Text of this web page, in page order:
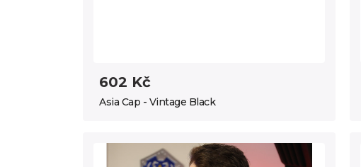
602 Kč
Asia Cap - Vintage Black